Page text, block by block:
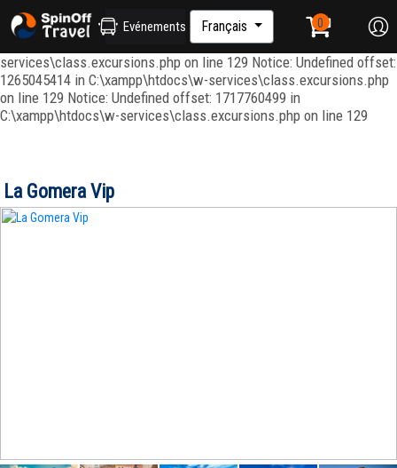
Notice: Undefined index: ordenar in C:\xampp\htdocs\w-
services\repositories\GroupRepository.php on line 415 Notice:
Undefined offset: 1265045344 in C:\xampp\htdocs\w-
services\class.excursions.php on line 129 Notice: Undefined offset:
1265045414 in C:\xampp\htdocs\w-services\class.excursions.php
on line 129 Notice: Undefined offset: 1717760499 in
C:\xampp\htdocs\w-services\class.excursions.php on line 129
Evénements Français
La Gomera Vip